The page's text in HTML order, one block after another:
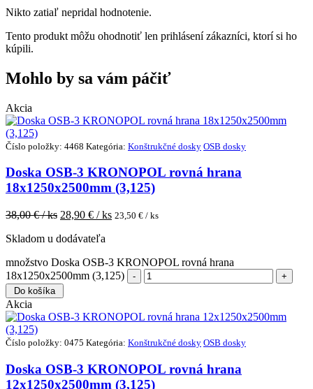
Nikto zatiaľ nepridal hodnotenie.
Tento produkt môžu ohodnotiť len prihlásení zákazníci, ktorí si ho
kúpili.
Mohlo by sa vám páčiť
Akcia
Číslo položky: 4468 Kategória: Konštrukčné dosky OSB dosky
Doska OSB-3 KRONOPOL rovná hrana
18x1250x2500mm (3,125)
38,00€ / ks 28,90 € / ks 23,50 € / ks
Skladom u dodávateľa
množstvo Doska OSB-3 KRONOPOL rovná hrana
18x1250x2500mm (3,125)
Do košíka
Akcia
Číslo položky: 0475 Kategória: Konštrukčné dosky OSB dosky
Doska OSB-3 KRONOPOL rovná hrana
12x1250x2500mm (3,125)